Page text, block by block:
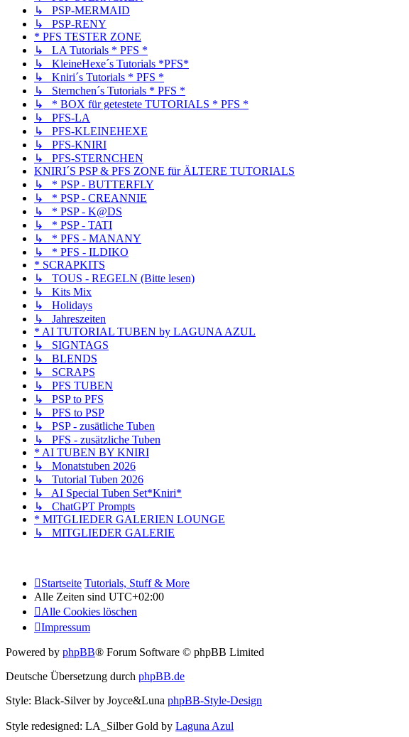
↳ PSP-MERMAID
↳ PSP-RENY
* PFS TESTER ZONE
↳ LA Tutorials * PFS *
↳ KleineHexe´s Tutorials *PFS*
↳ Kniri´s Tutorials * PFS *
↳ Sternchen´s Tutorials * PFS *
↳ * BOX für getestete TUTORIALS * PFS *
↳ PFS-LA
↳ PFS-KLEINEHEXE
↳ PFS-KNIRI
↳ PFS-STERNCHEN
KNIRI´S PSP & PFS ZONE für ÄLTERE TUTORIALS
↳ * PSP - BUTTERFLY
↳ * PSP - CREANNIE
↳ * PSP - K@DS
↳ * PSP - TATI
↳ * PFS - MANANY
↳ * PFS - ILDIKO
* SCRAPKITS
↳ TOUS - REGELN (Bitte lesen)
↳ Kits Mix
↳ Holidays
↳ Jahreszeiten
* AI TUTORIAL TUBEN by LAGUNA AZUL
↳ SIGNTAGS
↳ BLENDS
↳ SCRAPS
↳ PFS TUBEN
↳ PSP to PFS
↳ PFS to PSP
↳ PSP - zusätliche Tuben
↳ PFS - zusätzliche Tuben
* AI TUBEN BY KNIRI
↳ Monatstuben 2026
↳ Tutorial Tuben 2026
↳ AI Special Tuben Set*Kniri*
↳ ChatGPT Prompts
* MITGLIEDER GALERIEN LOUNGE
↳ MITGLIEDER GALERIE
Startseite Tutorials, Stuff & More
Alle Zeiten sind UTC+02:00
Alle Cookies löschen
Impressum
Powered by phpBB® Forum Software © phpBB Limited
Deutsche Übersetzung durch phpBB.de
Style: Black-Silver by Joyce&Luna phpBB-Style-Design
Style redesigned: LA_Silber Gold by Laguna Azul